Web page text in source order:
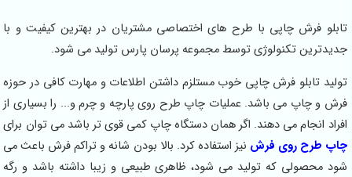
تابلو فرش چاپی با طرح های اختصاصی مشتریان در بهترین کیفیت و با
جدیدترین تکنولوژی توسط مجموعه پرسان پارس تولید می شود.
تولید تابلو فرش چاپی خوب مستلزم داشتن اطلاعات و مهارت کافی در حوزه
فرش و چاپ می باشد. عملیات چاپ طرح روی پارچه و چرم و... را بسیاری از
افراد انجام می دهند. اگر همان دستگاه چاپ کمی قوی تر باشد می توان برای
چاپ طرح روی فرش نیز استفاده کرد. بالا بودن شانه و تراکم فرش باعث می
شود محصولی که تولید می شود، ظاهری طبیعی و زیبا داشته باشد و رگه